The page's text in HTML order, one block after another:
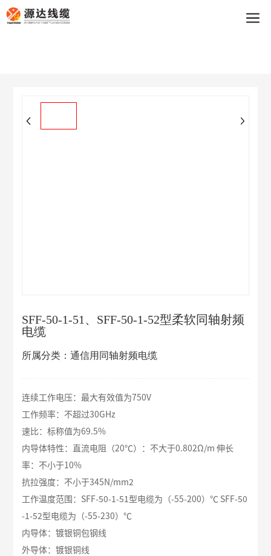
买球app
SFF-50-1-51、SFF-50-1-52型柔软同轴射频
电缆
所属分类：通信用同轴射频电缆
连续工作电压：最大有效值为750V
工作频率：不超过30GHz
速比：标称值为69.5%
内导体特性：直流电阻（20℃）：不大于0.802Ω/m 伸长
率：不小于10%
抗拉强度：不小于345N/mm2
工作温度范围：SFF-50-1-51型电缆为（-55-200）℃ SFF-50
-1-52型电缆为（-55-230）℃
内导体：镀银铜包钢线
外导体：镀银铜线